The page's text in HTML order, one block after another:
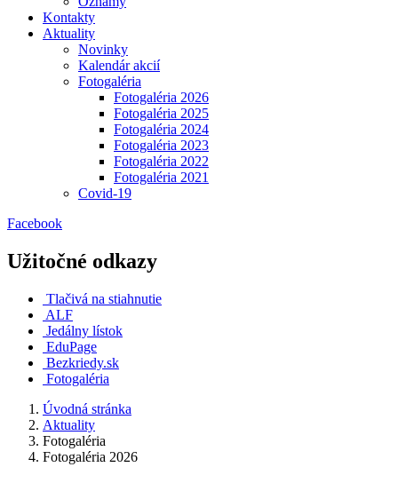
Kontakty
Aktuality
Novinky
Kalendár akcií
Fotogaléria
Fotogaléria 2026
Fotogaléria 2025
Fotogaléria 2024
Fotogaléria 2023
Fotogaléria 2022
Fotogaléria 2021
Covid-19
Facebook
Užitočné odkazy
Tlačivá na stiahnutie
ALF
Jedálny lístok
EduPage
Bezkriedy.sk
Fotogaléria
Úvodná stránka
Aktuality
Fotogaléria
Fotogaléria 2026